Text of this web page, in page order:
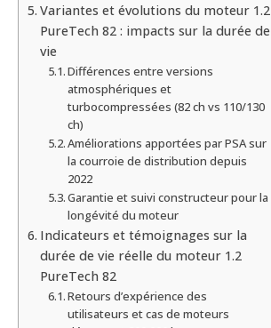
Variantes et évolutions du moteur 1.2
PureTech 82 : impacts sur la durée de
vie
Différences entre versions
atmosphériques et
turbocompressées (82 ch vs 110/130
ch)
Améliorations apportées par PSA sur
la courroie de distribution depuis
2022
Garantie et suivi constructeur pour la
longévité du moteur
Indicateurs et témoignages sur la
durée de vie réelle du moteur 1.2
PureTech 82
Retours d’expérience des
utilisateurs et cas de moteurs